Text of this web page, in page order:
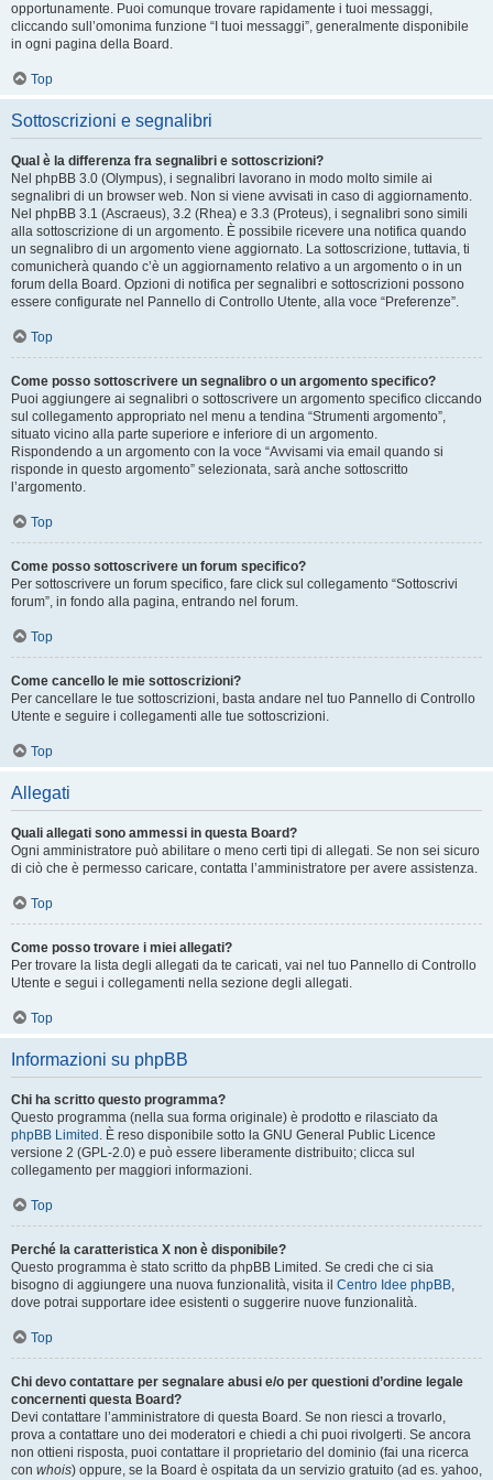
opportunamente. Puoi comunque trovare rapidamente i tuoi messaggi,
cliccando sull’omonima funzione “I tuoi messaggi”, generalmente disponibile
in ogni pagina della Board.
Top
Sottoscrizioni e segnalibri
Qual è la differenza fra segnalibri e sottoscrizioni?
Nel phpBB 3.0 (Olympus), i segnalibri lavorano in modo molto simile ai
segnalibri di un browser web. Non si viene avvisati in caso di aggiornamento.
Nel phpBB 3.1 (Ascraeus), 3.2 (Rhea) e 3.3 (Proteus), i segnalibri sono simili
alla sottoscrizione di un argomento. È possibile ricevere una notifica quando
un segnalibro di un argomento viene aggiornato. La sottoscrizione, tuttavia, ti
comunicherà quando c’è un aggiornamento relativo a un argomento o in un
forum della Board. Opzioni di notifica per segnalibri e sottoscrizioni possono
essere configurate nel Pannello di Controllo Utente, alla voce “Preferenze”.
Top
Come posso sottoscrivere un segnalibro o un argomento specifico?
Puoi aggiungere ai segnalibri o sottoscrivere un argomento specifico cliccando
sul collegamento appropriato nel menu a tendina “Strumenti argomento”,
situato vicino alla parte superiore e inferiore di un argomento.
Rispondendo a un argomento con la voce “Avvisami via email quando si
risponde in questo argomento” selezionata, sarà anche sottoscritto
l’argomento.
Top
Come posso sottoscrivere un forum specifico?
Per sottoscrivere un forum specifico, fare click sul collegamento “Sottoscrivi
forum”, in fondo alla pagina, entrando nel forum.
Top
Come cancello le mie sottoscrizioni?
Per cancellare le tue sottoscrizioni, basta andare nel tuo Pannello di Controllo
Utente e seguire i collegamenti alle tue sottoscrizioni.
Top
Allegati
Quali allegati sono ammessi in questa Board?
Ogni amministratore può abilitare o meno certi tipi di allegati. Se non sei sicuro
di ciò che è permesso caricare, contatta l’amministratore per avere assistenza.
Top
Come posso trovare i miei allegati?
Per trovare la lista degli allegati da te caricati, vai nel tuo Pannello di Controllo
Utente e segui i collegamenti nella sezione degli allegati.
Top
Informazioni su phpBB
Chi ha scritto questo programma?
Questo programma (nella sua forma originale) è prodotto e rilasciato da
phpBB Limited . È reso disponibile sotto la GNU General Public Licence
versione 2 (GPL-2.0) e può essere liberamente distribuito; clicca sul
collegamento per maggiori informazioni.
Top
Perché la caratteristica X non è disponibile?
Questo programma è stato scritto da phpBB Limited. Se credi che ci sia
bisogno di aggiungere una nuova funzionalità, visita il Centro Idee phpBB,
dove potrai supportare idee esistenti o suggerire nuove funzionalità.
Top
Chi devo contattare per segnalare abusi e/o per questioni d’ordine legale
concernenti questa Board?
Devi contattare l’amministratore di questa Board. Se non riesci a trovarlo,
prova a contattare uno dei moderatori e chiedi a chi puoi rivolgerti. Se ancora
non ottieni risposta, puoi contattare il proprietario del dominio (fai una ricerca
con whois) oppure, se la Board è ospitata da un servizio gratuito (ad es. yahoo,